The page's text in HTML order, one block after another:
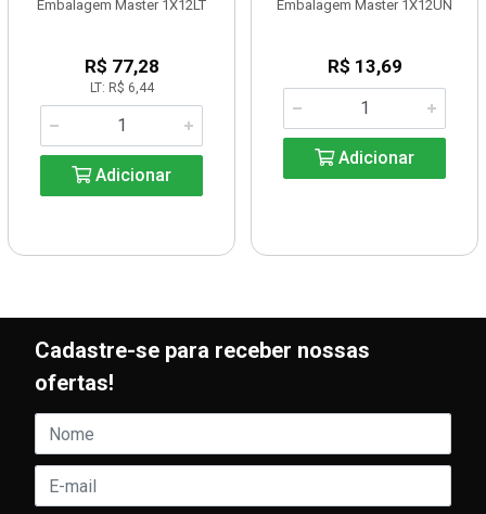
Embalagem Master 1X12LT
R$ 77,28
LT: R$ 6,44
Adicionar
Embalagem Master 1X12UN
R$ 13,69
Adicionar
Cadastre-se para receber nossas
ofertas!